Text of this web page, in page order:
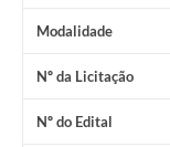
Modalidade
Nº da Licitação
Nº do Edital